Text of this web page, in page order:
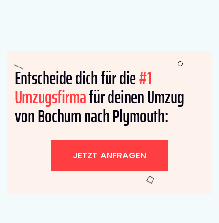
Entscheide dich für die#1
Umzugsfirmafür deinen Umzug
von Bochum nach Plymouth:
JETZT ANFRAGEN